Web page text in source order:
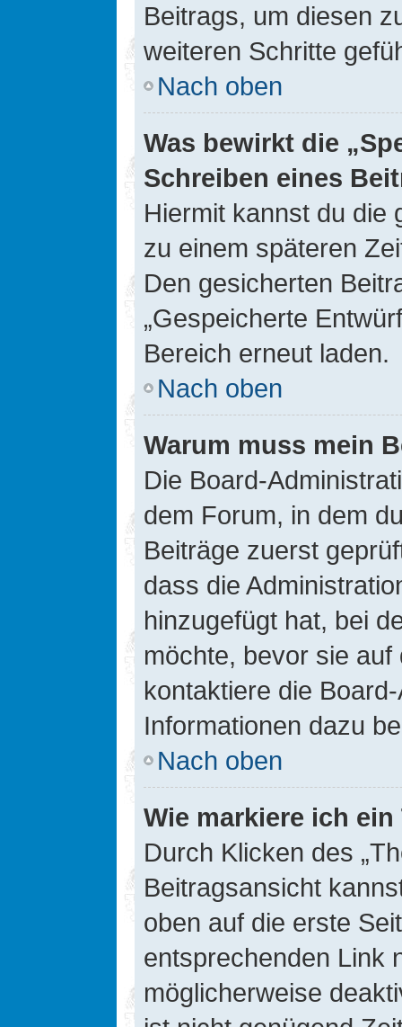
Beitrags, um diesen
weiteren Schritte
Nach oben
Was bewirkt die
Schreiben eines
Hiermit kannst du die
zu einem späteren
Den gesicherten
„Gespeicherte
Bereich erneut laden.
Nach oben
Warum muss mein
Die Board-
dem Forum, in dem
Beiträge zuerst
dass die
hinzugefügt hat, bei
möchte, bevor sie
kontaktiere die
Informationen dazu
Nach oben
Wie markiere ich
Durch Klicken des
Beitragsansicht
oben auf die erste
entsprechenden Link
möglicherweise